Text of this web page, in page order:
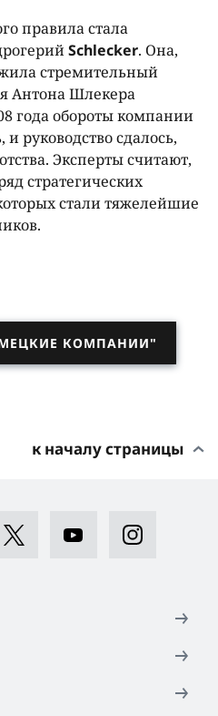
правила стала
Schlecker. Она,
стремительный
Антона Шлекера
года обороты компании
руководство сдалось,
Эксперты считают,
стратегических
стали тяжелейшие
КОМПАНИИ"
к началу страницы